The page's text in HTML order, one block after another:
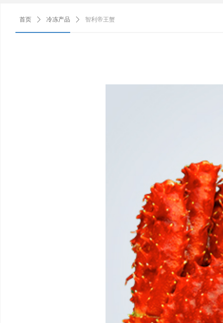
首页 ꄲ 冷冻产品 ꄲ 智利帝王蟹